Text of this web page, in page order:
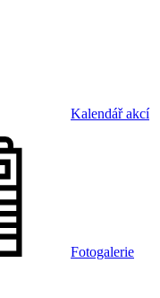
Kalendář akcí
Fotogalerie